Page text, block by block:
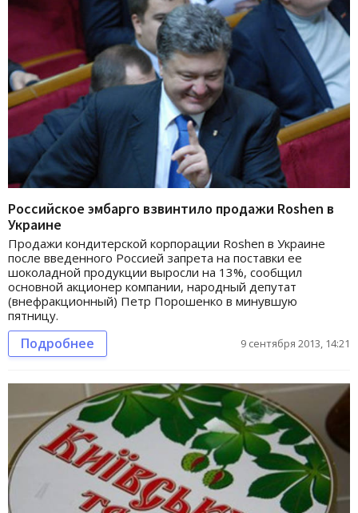
Российское эмбарго взвинтило продажи Roshen в
Украине
Продажи кондитерской корпорации Roshen в Украине
после введенного Россией запрета на поставки ее
шоколадной продукции выросли на 13%, сообщил
основной акционер компании, народный депутат
(внефракционный) Петр Порошенко в минувшую
пятницу.
Подробнее 9 сентября 2013, 14:21